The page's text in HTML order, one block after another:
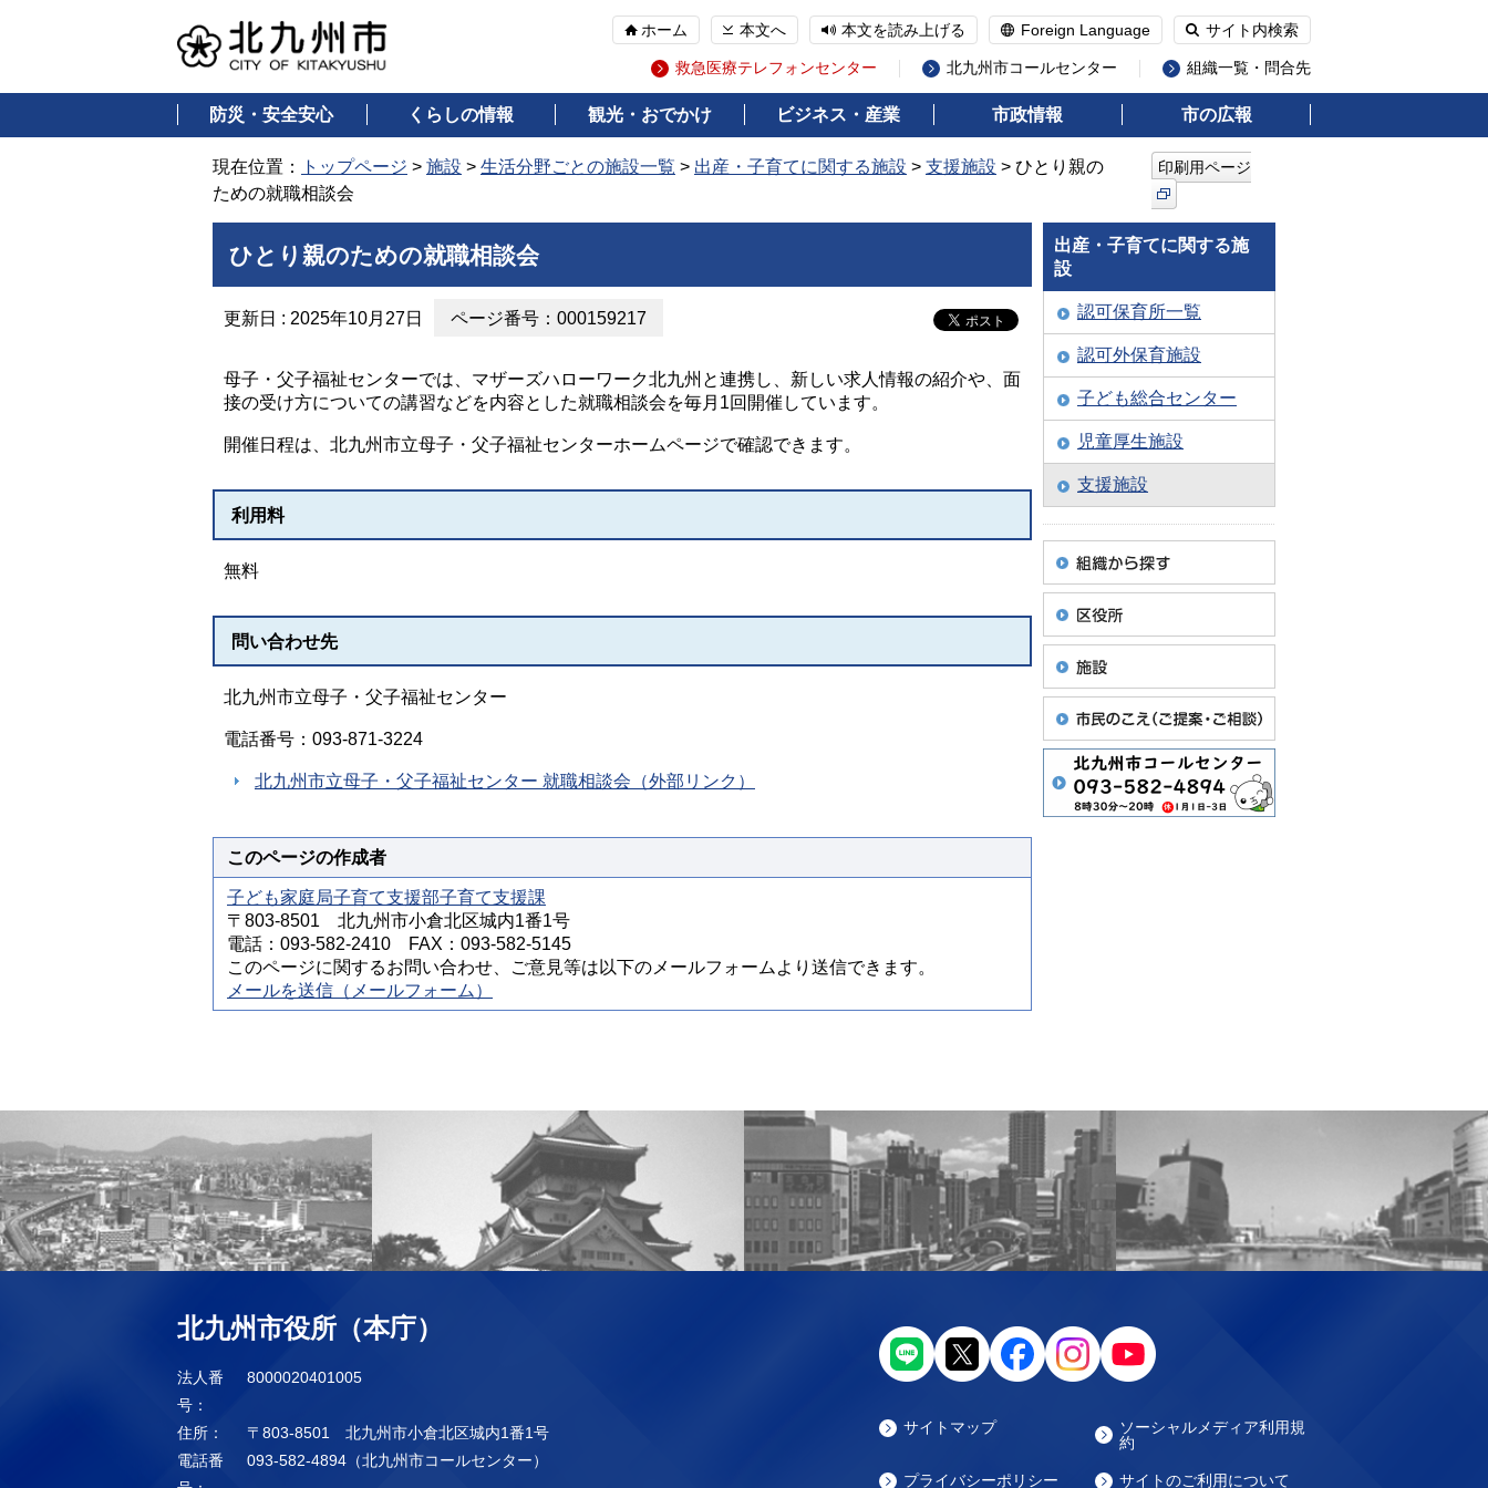
ホーム 本文へ 本文を読み上げる Foreign Language サイト内検索
救急医療テレフォンセンター 北九州市コールセンター 組織一覧・問合先
防災・安全安心 くらしの情報 観光・おでかけ ビジネス・産業 市政情報 市の広報
現在位置： トップページ > 施設 > 生活分野ごとの施設一覧 > 出産・子育てに関する施設 > 支援施設 > ひとり親の
ための就職相談会
印刷用ページ
ひとり親のための就職相談会
更新日 : 2025年10月27日 ページ番号：000159217
母子・父子福祉センターでは、マザーズハローワーク北九州と連携し、新しい求人情報の紹介や、面
接の受け方についての講習などを内容とした就職相談会を毎月1回開催しています。
開催日程は、北九州市立母子・父子福祉センターホームページで確認できます。
利用料
無料
問い合わせ先
北九州市立母子・父子福祉センター
電話番号：093-871-3224
北九州市立母子・父子福祉センター 就職相談会（外部リンク）
このページの作成者
子ども家庭局子育て支援部子育て支援課
〒803-8501 北九州市小倉北区城内1番1号
電話：093-582-2410 FAX：093-582-5145
このページに関するお問い合わせ、ご意見等は以下のメールフォームより送信できます。
メールを送信（メールフォーム）
出産・子育てに関する施
設
認可保育所一覧
認可外保育施設
子ども総合センター
児童厚生施設
支援施設
北九州市役所（本庁）
法人番
号：
8000020401005
住所：
〒803-8501 北九州市小倉北区城内1番1号
電話番
093-582-4894（北九州市コールセンター）
サイトマップ
ソーシャルメディア利用規
約
プライバシーポリシー サイトのご利用について